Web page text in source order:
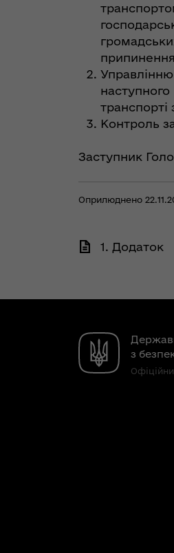
Контроль
Заступник
Оприлюднено
1. Додаток
з